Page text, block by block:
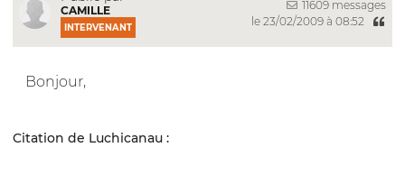
CAMILLE
INTERVENANT
11609 messages
le 23/02/2009 à 08:52
Bonjour,
Citation de Luchicanau :